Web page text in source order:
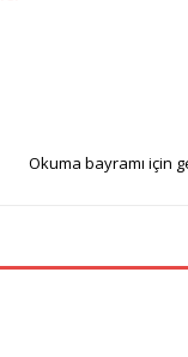
Okuma bayramı için